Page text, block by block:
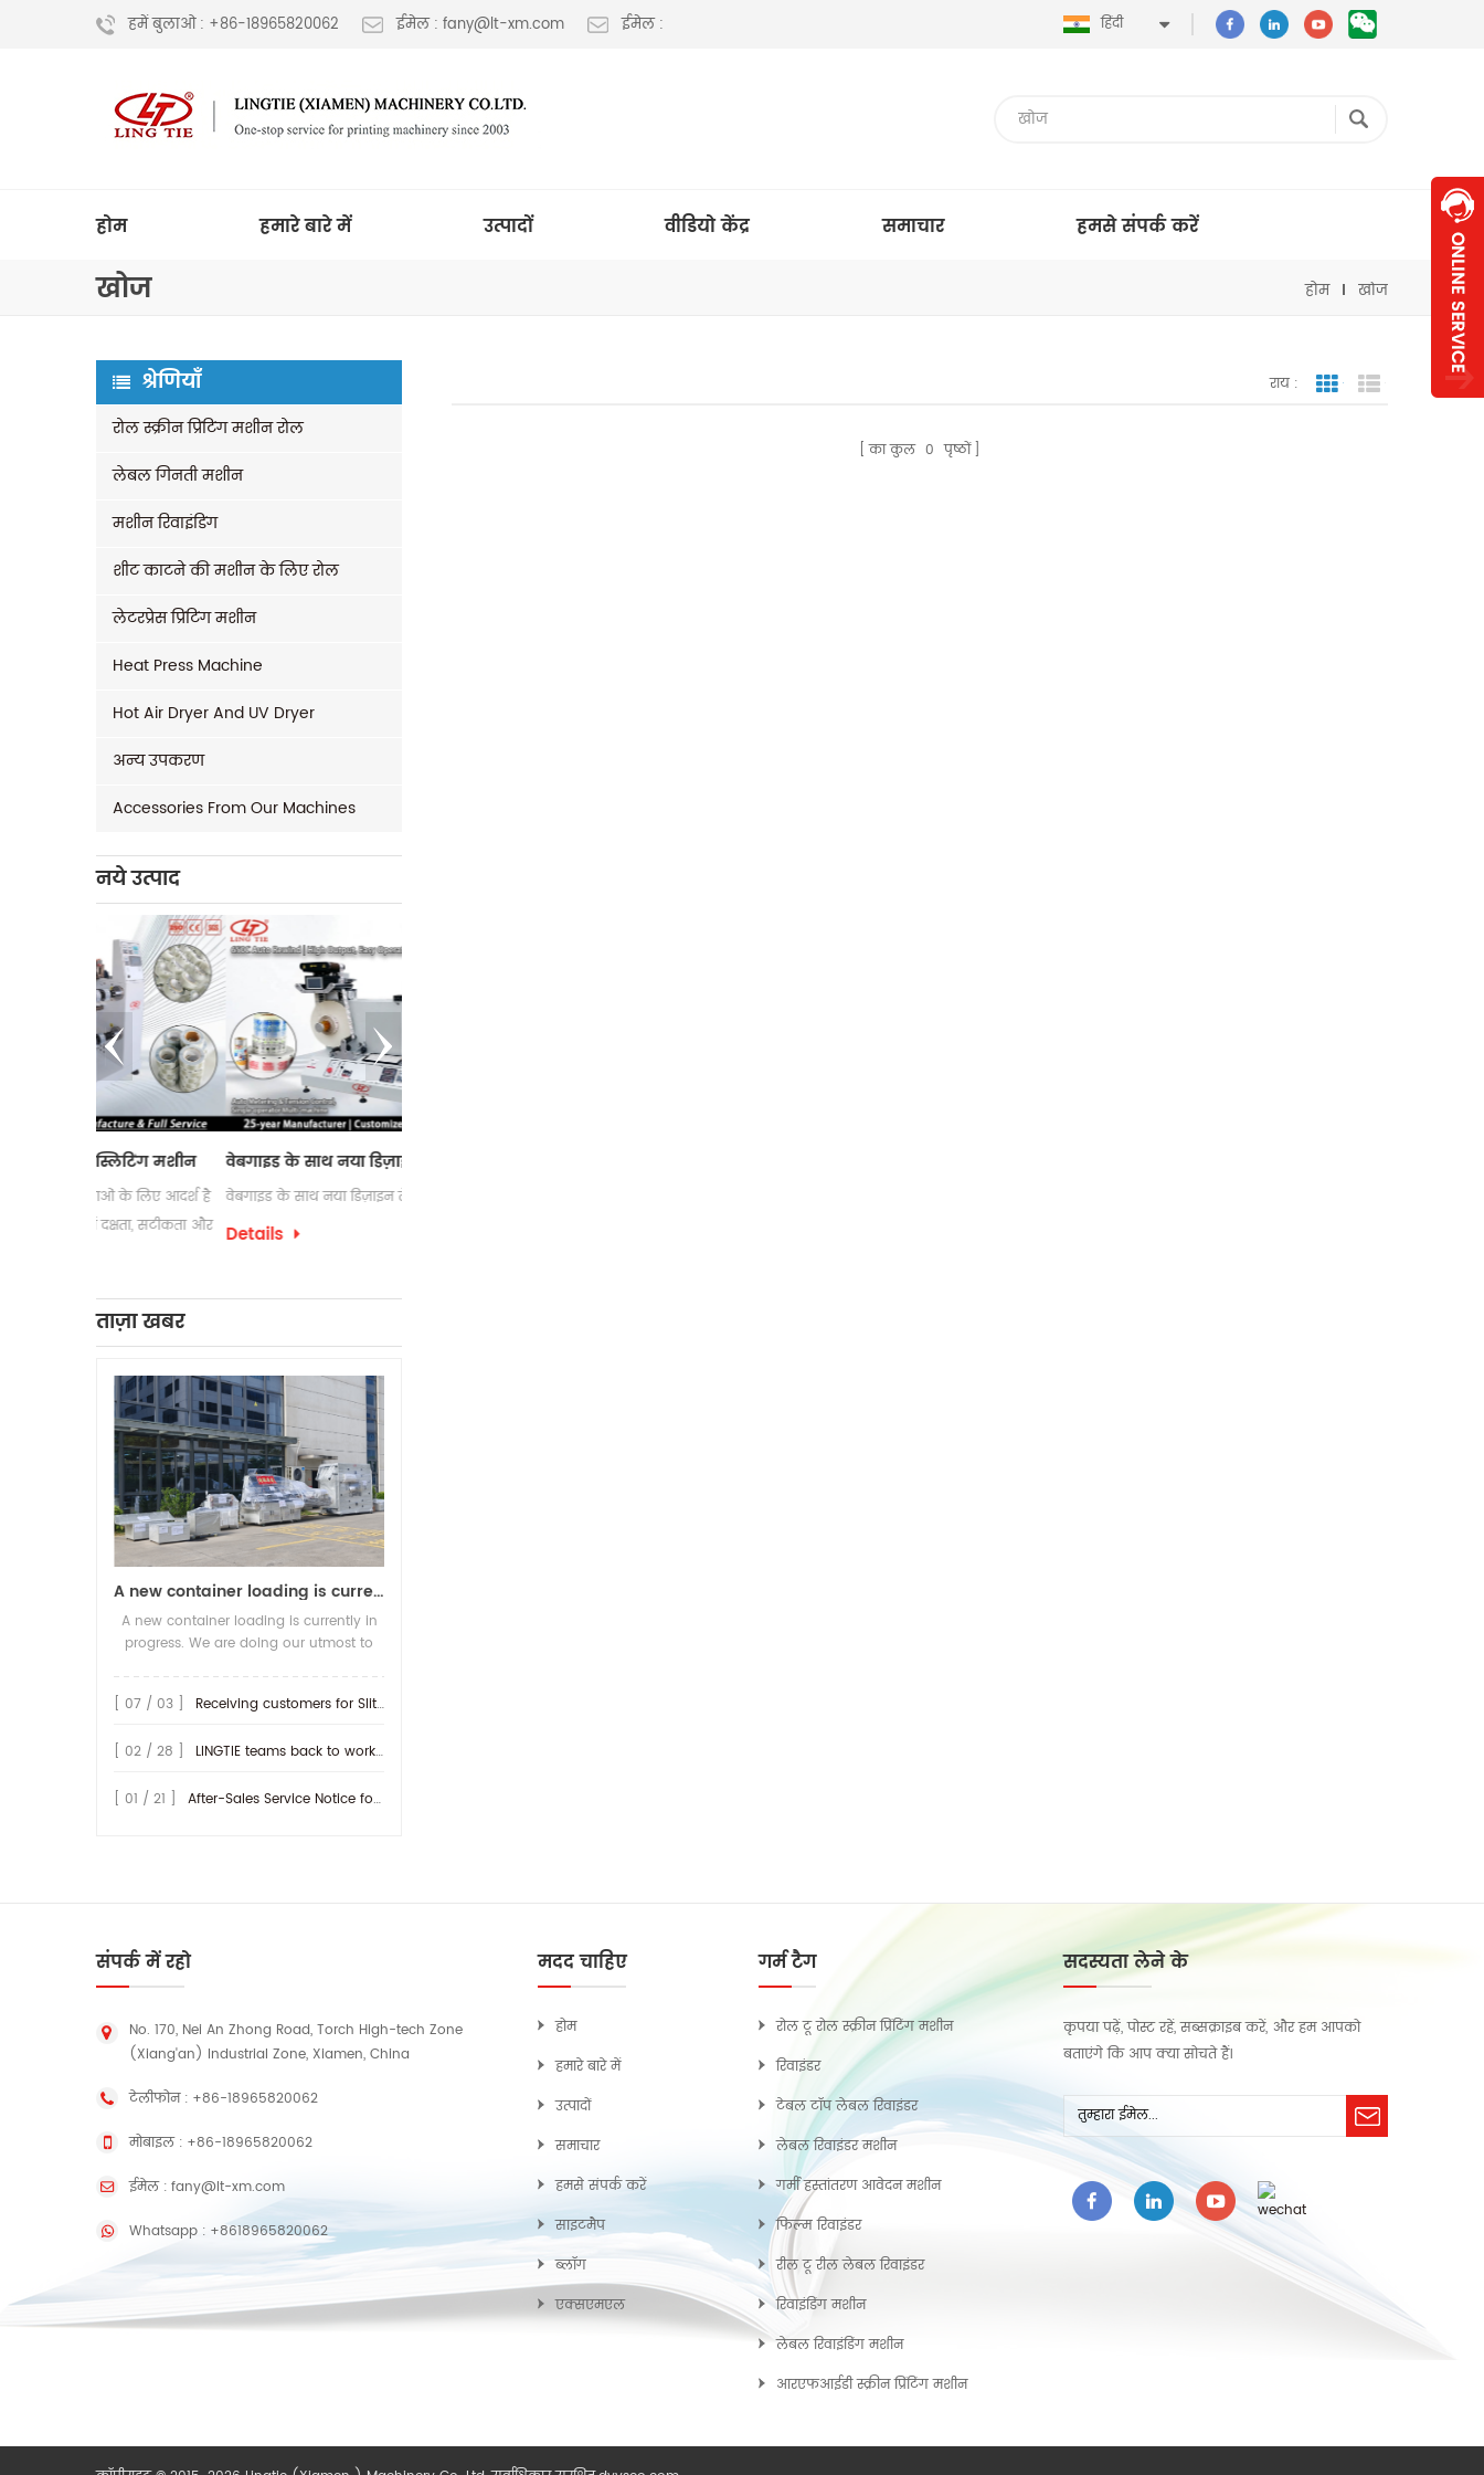
हमें बुलाओ : +86-18965820062 ईमेल : fany@lt-xm.com ईमेल : हिंदी
होम हमारे बारे में उत्पादों वीडियो केंद्र समाचार हमसे संपर्क करें
खोज होम खोज
श्रेणियाँ
रोल स्क्रीन प्रिंटिंग मशीन रोल
लेबल गिनती मशीन
मशीन रिवाइंडिंग
शीट काटने की मशीन के लिए रोल
लेटरप्रेस प्रिंटिंग मशीन
Heat Press Machine
Hot Air Dryer And UV Dryer
अन्य उपकरण
Accessories From Our Machines
नये उत्पाद
के लिए आदर्श है
सटीकता और
वेबगाइड के साथ नया डिज़ाइन लेबल काउंटर
वेबगाइड के साथ नया डिज़ाइन लेबल काउंटर
Details
ताज़ा खबर
A new container loading is currently in progress.
A new container loading is currently in
progress. We are doing our utmost to
earliest possible time.
[ 07 / 03 ] Receiving customers for Slitting machine with differential Slip Shaft
[ 02 / 28 ] LINGTIE teams back to work at Feb.25th.
[ 01 / 21 ] After-Sales Service Notice for Turkey Region
राय : जाली देखनासूची दृश्य
का कुल 0 पृष्ठों
संपर्क में रहो
No. 170, Nei An Zhong Road, Torch High-tech Zone
(Xiang'an) Industrial Zone, Xiamen, China
टेलीफोन : +86-18965820062
मोबाइल : +86-18965820062
ईमेल : fany@lt-xm.com
Whatsapp : +8618965820062
मदद चाहिए
होम
हमारे बारे में
उत्पादों
समाचार
हमसे संपर्क करें
साइटमैप
ब्लॉग
एक्सएमएल
गर्म टैग
रोल टू रोल स्क्रीन प्रिंटिंग मशीन
रिवाइंडर
टेबल टॉप लेबल रिवाइंडर
लेबल रिवाइंडर मशीन
गर्मी हस्तांतरण आवेदन मशीन
फिल्म रिवाइंडर
रील टू रील लेबल रिवाइंडर
रिवाइंडिंग मशीन
लेबल रिवाइंडिंग मशीन
आरएफआईडी स्क्रीन प्रिंटिंग मशीन
सदस्यता लेने के
कृपया पढ़ें, पोस्ट रहें, सब्सक्राइब करें, और हम आपको
बताएंगे कि आप क्या सोचते हैं।